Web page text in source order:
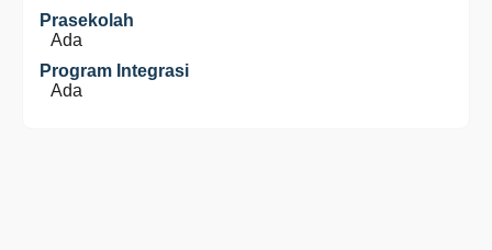
Prasekolah
Ada
Program Integrasi
Ada